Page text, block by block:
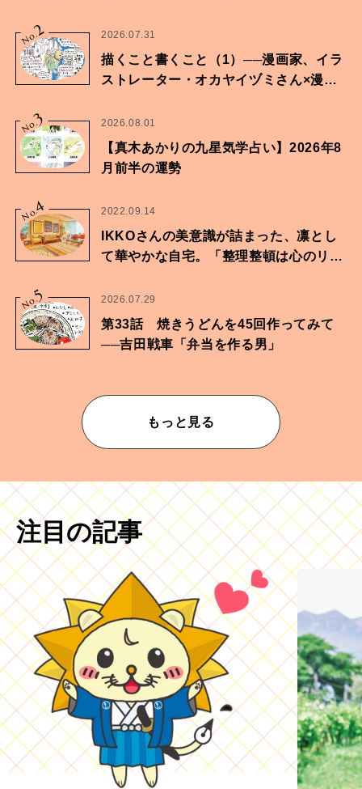
No.2 2026.07.31
描くこと書くこと（1）──漫画家、イラ
ストレーター・オカヤイヅミさん×漫画
No.3 2026.08.01
【真木あかりの九星気学占い】2026年8
月前半の運勢
No.4 2022.09.14
IKKOさんの美意識が詰まった、凛とし
て華やかな自宅。「整理整頓は心のリズ
No.5 2026.07.29
第33話 焼きうどんを45回作ってみて
──吉田戦車「弁当を作る男」
もっと見る
注目の記事